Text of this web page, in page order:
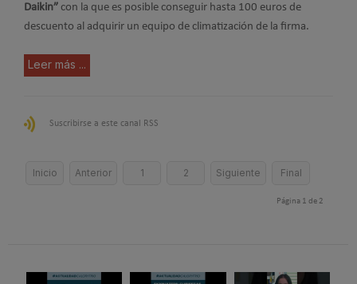
Daikin” con la que es posible conseguir hasta 100 euros de
descuento al adquirir un equipo de climatización de la firma.
Leer más ...
Suscribirse a este canal RSS
Inicio Anterior 1 2 Siguiente Final
Página 1 de 2